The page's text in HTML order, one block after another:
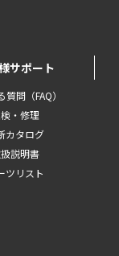
サポート
質問（FAQ）
・修理
カタログ
説明書
ツリスト